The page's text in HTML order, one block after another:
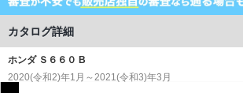
カタログ詳細
ホンダ Ｓ６６０ B
2020(令和2)年1月～2021(令和3)年3月